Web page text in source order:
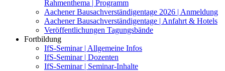
Rahmenthema | Programm
Aachener Bausachverständigentage 2026 | Anmeldung
Aachener Bausachverständigentage | Anfahrt & Hotels
Veröffentlichungen Tagungsbände
Fortbildung
IfS-Seminar | Allgemeine Infos
IfS-Seminar | Dozenten
IfS-Seminar | Seminar-Inhalte